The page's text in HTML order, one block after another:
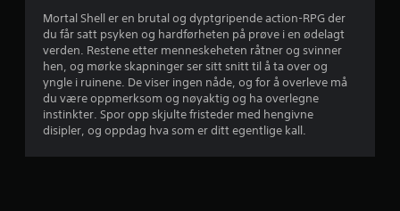
g
v
u
d
Mortal Shell er en brutal og dyptgripende action-RPG der
du får satt psyken og hardførheten på prøve i en ødelagt
verden. Restene etter menneskeheten råtner og svinner
hen, og mørke skapninger ser sitt snitt til å ta over og
yngle i ruinene. De viser ingen nåde, og for å overleve må
du være oppmerksom og nøyaktig og ha overlegne
instinkter. Spor opp skjulte fristeder med hengivne
disipler, og oppdag hva som er ditt egentlige kall.